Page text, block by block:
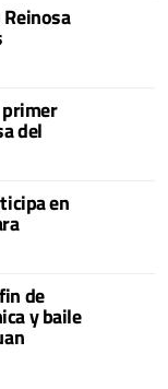
del
en
de
y baile